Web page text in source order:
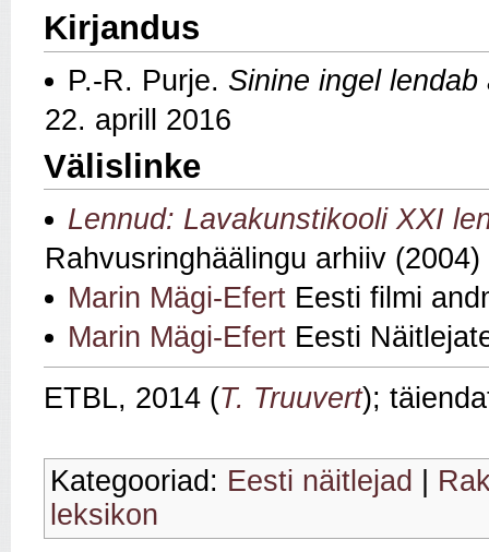
Kirjandus
P.-R. Purje. Sinine ingel lendab
22. aprill 2016
Välislinke
Lennud: Lavakunstikooli XXI
Rahvusringhäälingu arhiiv (2004)
Marin Mägi-Efert Eesti filmi
Marin Mägi-Efert Eesti
ETBL, 2014 (T. Truuvert);
Kategooriad: Eesti näitlejad
leksikon